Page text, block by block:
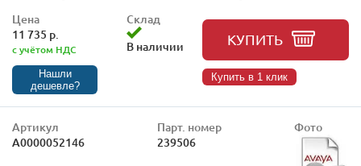
Цена
11 735 р.
с учётом НДС
Нашли
дешевле?
Склад
В наличии
КУПИТЬ
Купить в 1 клик
Артикул
А0000052146
Парт. номер
239506
Фото